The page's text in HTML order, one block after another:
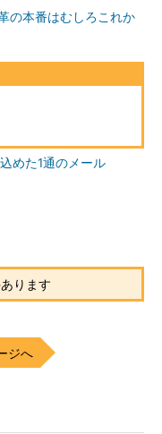
本番はむしろこれか
めた1通のメール
ります
ジへ